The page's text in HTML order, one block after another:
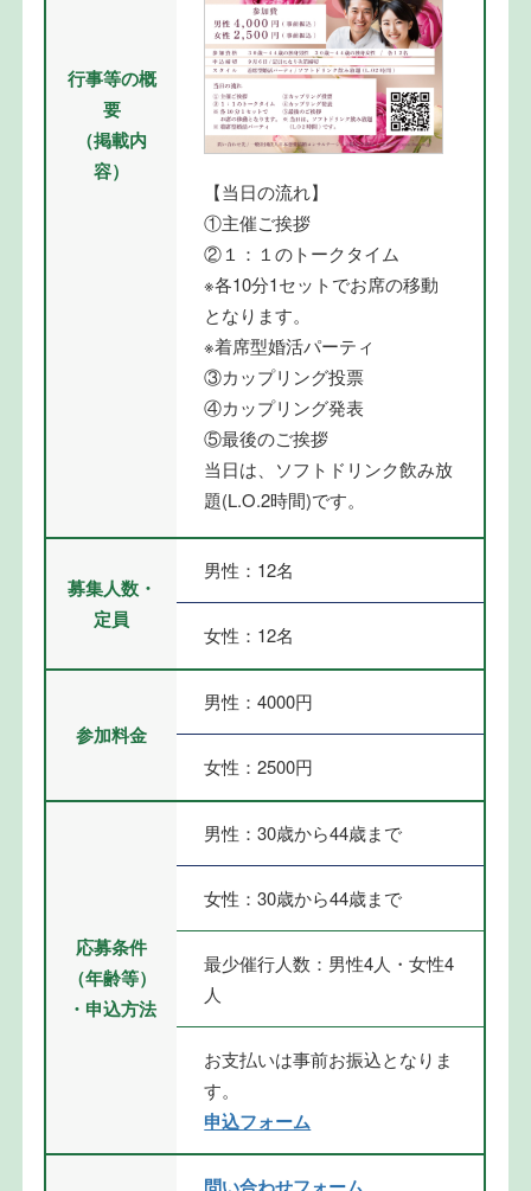
行事等の概
要
（掲載内
容）
【当日の流れ】
①主催ご挨拶
②１：１のトークタイム
※各10分1セットでお席の移動
となります。
※着席型婚活パーティ
③カップリング投票
④カップリング発表
⑤最後のご挨拶
当日は、ソフトドリンク飲み放
題(L.O.2時間)です。
募集人数・
定員
男性：12名
女性：12名
参加料金
男性：4000円
女性：2500円
応募条件
（年齢等）
・申込方法
男性：30歳から44歳まで
女性：30歳から44歳まで
最少催行人数：男性4人・女性4
人
お支払いは事前お振込となりま
す。
申込フォーム